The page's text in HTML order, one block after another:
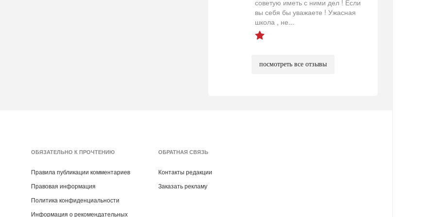
советую иметь с ними дел ! Если
вы себя бы уважаете ! Ужасная
школа , не...
посмотреть все отзывы
ОБЯЗАТЕЛЬНО К ПРОЧТЕНИЮ
Правила публикации комментариев
Правовая информация
Политика конфиденциальности
Информация о рекомендательных
ОБРАТНАЯ СВЯЗЬ
Контакты редакции
Заказать рекламу